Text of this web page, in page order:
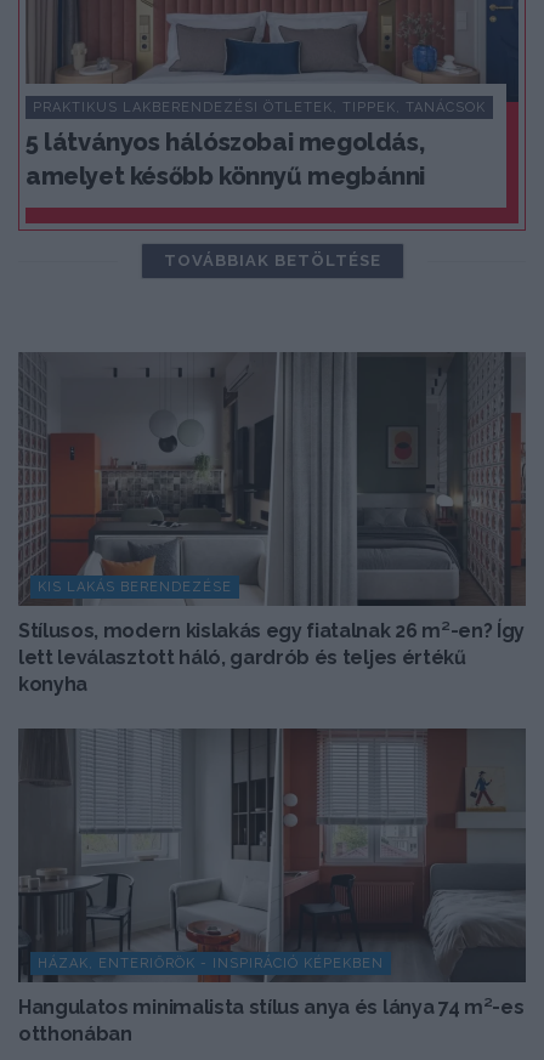
PRAKTIKUS LAKBERENDEZÉSI ÖTLETEK, TIPPEK, TANÁCSOK
5 látványos hálószobai megoldás,
amelyet később könnyű megbánni
TOVÁBBIAK BETÖLTÉSE
KIS LAKÁS BERENDEZÉSE
Stílusos, modern kislakás egy fiatalnak 26 m²-en? Így
lett leválasztott háló, gardrób és teljes értékű
konyha
HÁZAK, ENTERIŐRÖK - INSPIRÁCIÓ KÉPEKBEN
Hangulatos minimalista stílus anya és lánya 74 m²-es
otthonában